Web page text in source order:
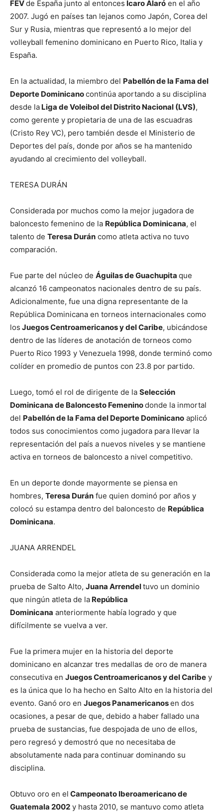
FEVde España junto al entonces Ícaro Alaró en el año
2007. Jugó en países tan lejanos como Japón, Corea del
Sur y Rusia, mientras que representó a lo mejor del
volleyball femenino dominicano en Puerto Rico, Italia y
España.
En la actualidad, la miembro del Pabellón de la Fama del
Deporte Dominicanocontinúa aportando a su disciplina
desde la Liga de Voleibol del Distrito Nacional (LVS),
como gerente y propietaria de una de las escuadras
(Cristo Rey VC), pero también desde el Ministerio de
Deportes del país, donde por años se ha mantenido
ayudando al crecimiento del volleyball.
TERESA DURÁN
Considerada por muchos como la mejor jugadora de
baloncesto femenino de la República Dominicana, el
talento de Teresa Durán como atleta activa no tuvo
comparación.
Fue parte del núcleo de Águilas de Guachupita que
alcanzó 16 campeonatos nacionales dentro de su país.
Adicionalmente, fue una digna representante de la
República Dominicana en torneos internacionales como
los Juegos Centroamericanos y del Caribe, ubicándose
dentro de las líderes de anotación de torneos como
Puerto Rico 1993 y Venezuela 1998, donde terminó como
colíder en promedio de puntos con 23.8 por partido.
Luego, tomó el rol de dirigente de la Selección
Dominicana de Baloncesto Femeninodonde la inmortal
del Pabellón de la Fama del Deporte Dominicano aplicó
todos sus conocimientos como jugadora para llevar la
representación del país a nuevos niveles y se mantiene
activa en torneos de baloncesto a nivel competitivo.
En un deporte donde mayormente se piensa en
hombres, Teresa Durán fue quien dominó por años y
colocó su estampa dentro del baloncesto de República
Dominicana.
JUANA ARRENDEL
Considerada como la mejor atleta de su generación en la
prueba de Salto Alto, Juana Arrendeltuvo un dominio
que ningún atleta de la República
Dominicana anteriormente había logrado y que
difícilmente se vuelva a ver.
Fue la primera mujer en la historia del deporte
dominicano en alcanzar tres medallas de oro de manera
consecutiva en Juegos Centroamericanos y del Caribe y
es la única que lo ha hecho en Salto Alto en la historia del
evento. Ganó oro en Juegos Panamericanosen dos
ocasiones, a pesar de que, debido a haber fallado una
prueba de sustancias, fue despojada de uno de ellos,
pero regresó y demostró que no necesitaba de
absolutamente nada para continuar dominando su
disciplina.
Obtuvo oro en el Campeonato Iberoamericano de
Guatemala 2002 y hasta 2010, se mantuvo como atleta